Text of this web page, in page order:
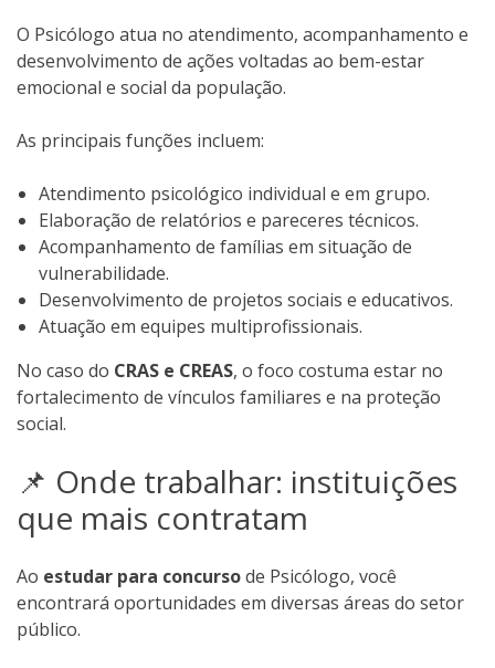
O Psicólogo atua no atendimento, acompanhamento e
desenvolvimento de ações voltadas ao bem-estar
emocional e social da população.
As principais funções incluem:
Atendimento psicológico individual e em grupo.
Elaboração de relatórios e pareceres técnicos.
Acompanhamento de famílias em situação de
vulnerabilidade.
Desenvolvimento de projetos sociais e educativos.
Atuação em equipes multiprofissionais.
No caso do CRAS e CREAS, o foco costuma estar no
fortalecimento de vínculos familiares e na proteção
social.
📌 Onde trabalhar: instituições
que mais contratam
Ao estudar para concursode Psicólogo, você
encontrará oportunidades em diversas áreas do setor
público.